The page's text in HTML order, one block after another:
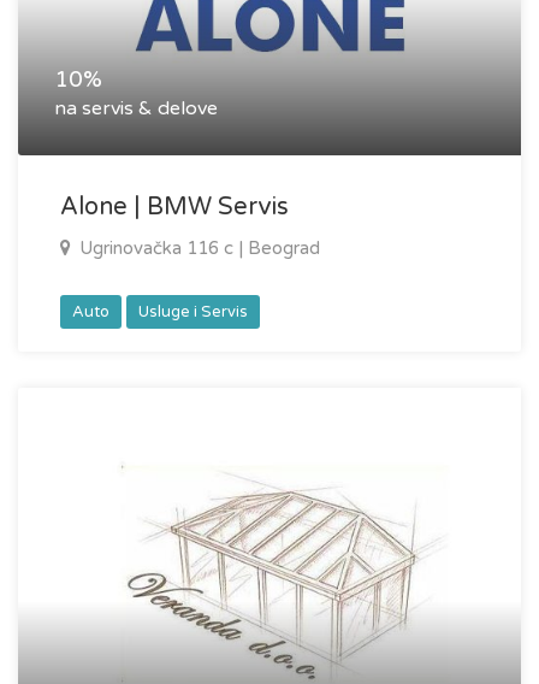
10%
na servis & delove
Alone | BMW Servis
Ugrinovačka 116 c | Beograd
Auto Usluge i Servis